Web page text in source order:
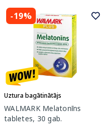
-19%
Uztura bagātinātājs
WALMARK Melatonīns
tabletes, 30 gab.